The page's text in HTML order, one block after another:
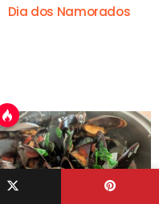
Dia dos Namorados